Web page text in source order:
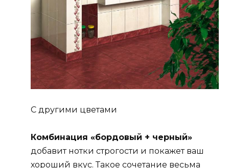
С другими цветами
Комбинация «бордовый + черный»
добавит нотки строгости и покажет ваш
хороший вкус. Такое сочетание весьма